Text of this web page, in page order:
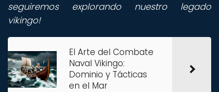
seguiremos explorando nuestro legado
vikingo!
El Arte del Combate
Naval Vikingo:
Dominio y Tácticas
en el Mar